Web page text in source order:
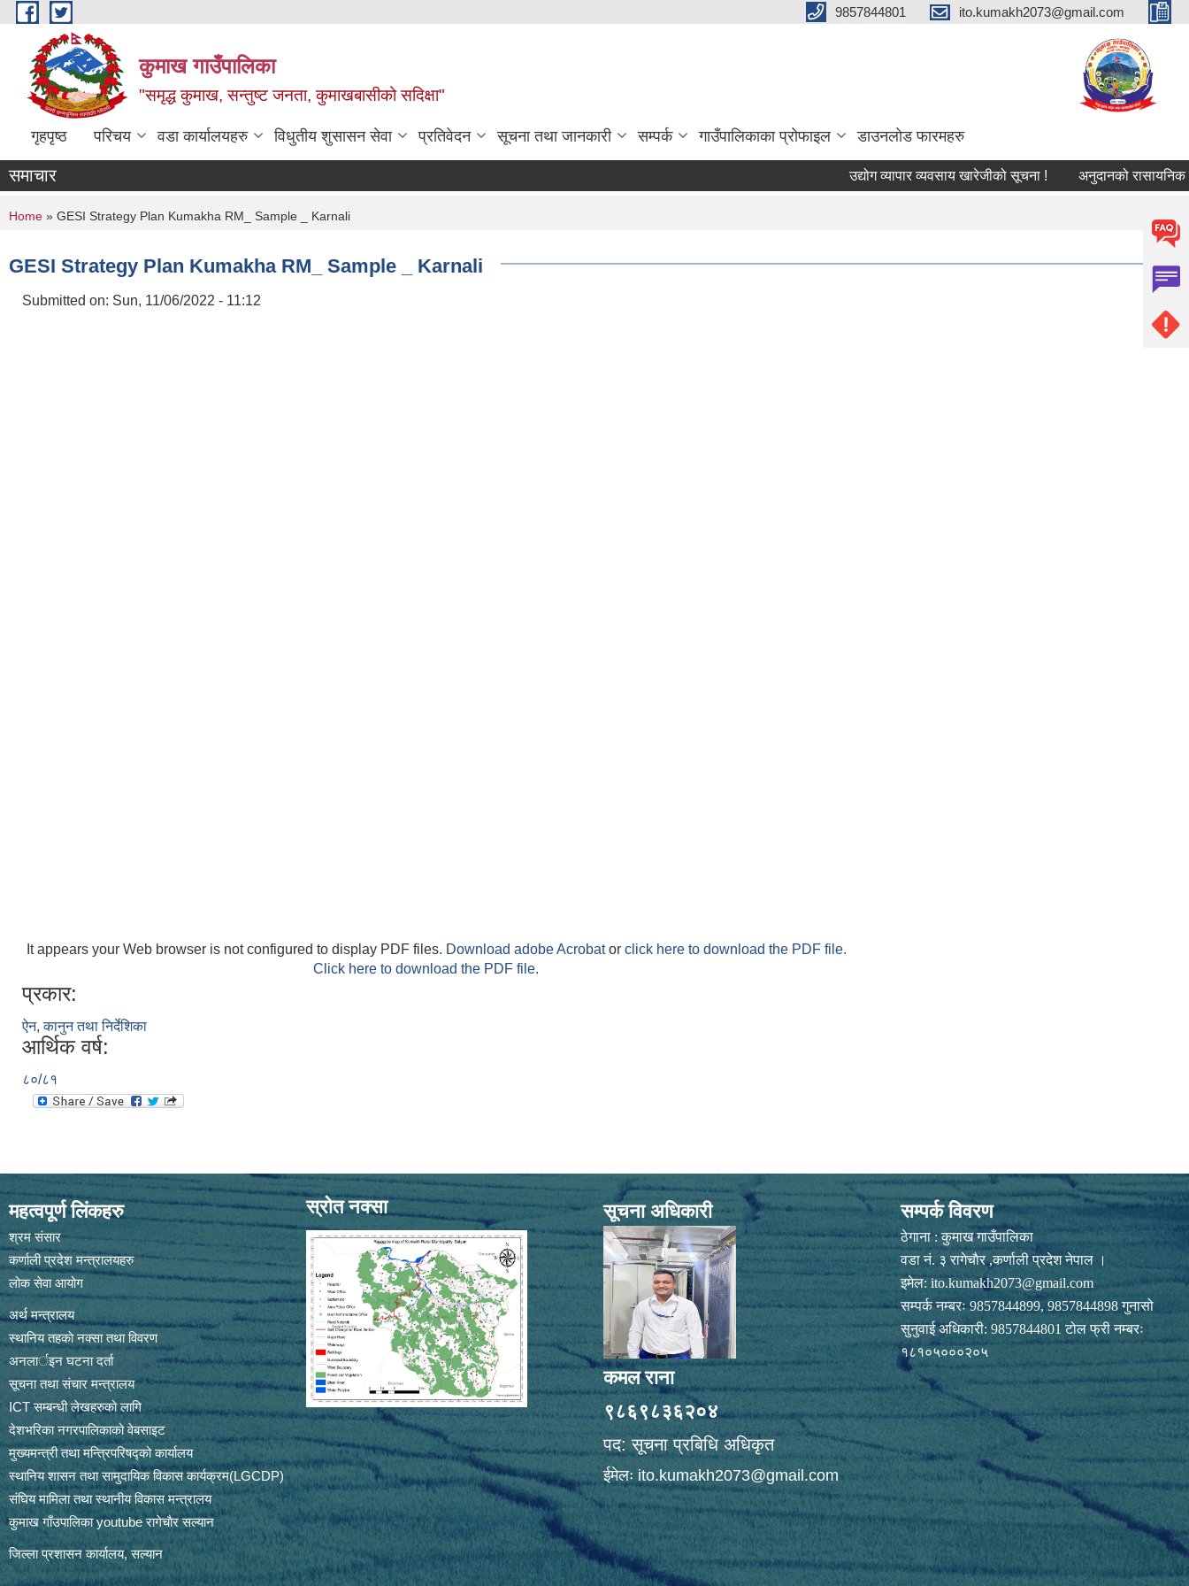
Skip to main content 9857844801 ito.kumakh2073@gmail.com
कुमाख गाउँपालिका
"समृद्ध कुमाख, सन्तुष्ट जनता, कुमाखबासीको सदिक्षा"
गृहपृष्ठ परिचय वडा कार्यालयहरु विधुतीय शुसासन सेवा प्रतिवेदन सूचना तथा जानकारी सम्पर्क गाउँपालिकाका प्रोफाइल डाउनलोड फारमहरु
समाचार उद्योग व्यापार व्यवसाय खारेजीको सूचना ! अनुदानको रासायनिक मल
You are here
Home » GESI Strategy Plan Kumakha RM_ Sample _ Karnali
GESI Strategy Plan Kumakha RM_ Sample _ Karnali
Submitted on: Sun, 11/06/2022 - 11:12
It appears your Web browser is not configured to display PDF files. Download adobe Acrobator click here to download the PDF file.
Click here to download the PDF file.
प्रकार:
ऐन, कानुन तथा निर्देशिका
आर्थिक वर्ष:
८०/८१
महत्वपूर्ण लिंकहरु
श्रम संसार
कर्णाली प्रदेश मन्त्रालयहरु
लोक सेवा आयोग
अर्थ मन्त्रालय
स्थानिय तहकाे नक्सा तथा विवरण
अनलार्इन घटना दर्ता
सूचना तथा संचार मन्त्रालय
ICT सम्बन्धी लेखहरुको लागि
देशभरिका नगरपालिकाको वेबसाइट
मुख्यमन्त्री तथा मन्त्रिपरिषद्को कार्यालय
स्थानिय शासन तथा सामुदायिक विकास कार्यक्रम(LGCDP)
संघिय मामिला तथा स्थानीय विकास मन्त्रालय
कुमाख गाँउपालिका youtube रागेचाैर सल्यान
जिल्ला प्रशासन कार्यालय, सल्यान
स्रोत नक्सा सूचना अधिकारी
कमल राना
९८६९८३६२०४
पद: सूचना प्रबिधि अधिकृत
ईमेलःito.kumakh2073@gmail.com
सम्पर्क विवरण
ठेगाना : कुमाख गाउँपालिका
वडा नं. ३ रागेचाैर ,कर्णाली प्रदेश नेपाल ।
इमेल:ito.kumakh2073@gmail.com
सम्पर्क नम्बरः 9857844899, 9857844898 गुनासो
सुनुवाई अधिकारी: 9857844801 टोल फ्री नम्बरः
१८१०५०००२०५